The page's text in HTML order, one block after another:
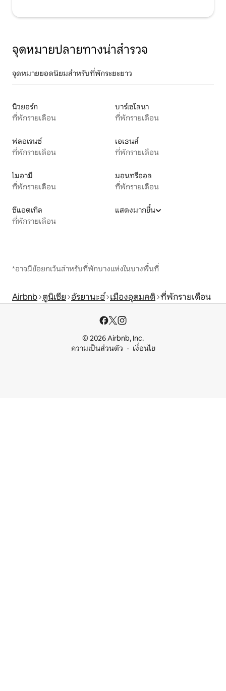
จุดหมายปลายทางน่าสำรวจ
จุดหมายยอดนิยมสำหรับที่พักระยะยาว
นิวยอร์ก
ที่พักรายเดือน
บาร์เซโลนา
ที่พักรายเดือน
ฟลอเรนซ์
ที่พักรายเดือน
เอเธนส์
ที่พักรายเดือน
ไมอามี
ที่พักรายเดือน
มอนทรีออล
ที่พักรายเดือน
ซีแอตเทิล
ที่พักรายเดือน
แสดงมากขึ้น
*อาจมีข้อยกเว้นสำหรับที่พักบางแห่งในบางพื้นที่
Airbnb ตูนิเซีย อัรยานะฮ์ เมืองอุดมคติ ที่พักรายเดือน
© 2026 Airbnb, Inc.
ความเป็นส่วนตัว
เงื่อนไข